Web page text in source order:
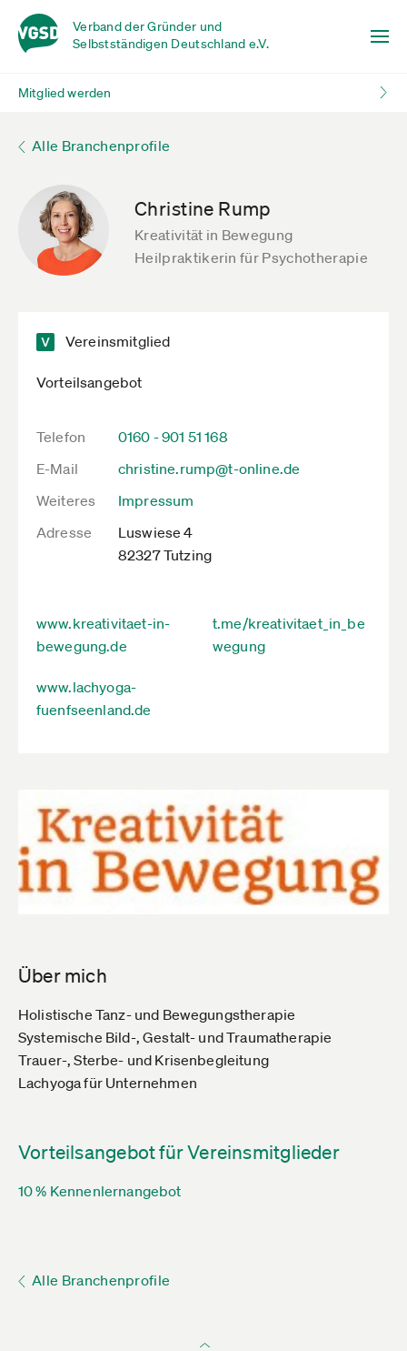
Verband der Gründer und
Selbstständigen Deutschland e.V.
Mitglied werden
Alle Branchenprofile
Christine Rump
Kreativität in Bewegung
Heilpraktikerin für Psychotherapie
Vereinsmitglied
Vorteilsangebot
Telefon
0160 - 901 51 168
E-Mail
christine.rump@t-online.de
Weiteres
Impressum
Adresse
Luswiese 4
82327 Tutzing
www.kreativitaet-in-
bewegung.de
t.me/kreativitaet_in_be
wegung
www.lachyoga-
fuenfseenland.de
Über mich
Holistische Tanz- und Bewegungstherapie
Systemische Bild-, Gestalt- und Traumatherapie
Trauer-, Sterbe- und Krisenbegleitung
Lachyoga für Unternehmen
Vorteilsangebot für Vereinsmitglieder
10 % Kennenlernangebot
Alle Branchenprofile